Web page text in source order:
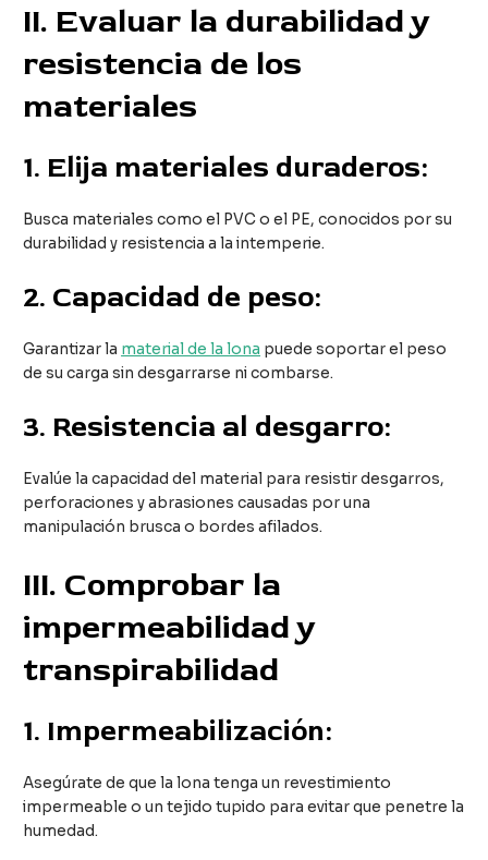
II. Evaluar la durabilidad y
resistencia de los
materiales
1. Elija materiales duraderos:
Busca materiales como el PVC o el PE, conocidos por su
durabilidad y resistencia a la intemperie.
2. Capacidad de peso:
Garantizar la material de la lona puede soportar el peso
de su carga sin desgarrarse ni combarse.
3. Resistencia al desgarro:
Evalúe la capacidad del material para resistir desgarros,
perforaciones y abrasiones causadas por una
manipulación brusca o bordes afilados.
III. Comprobar la
impermeabilidad y
transpirabilidad
1. Impermeabilización:
Asegúrate de que la lona tenga un revestimiento
impermeable o un tejido tupido para evitar que penetre la
humedad.